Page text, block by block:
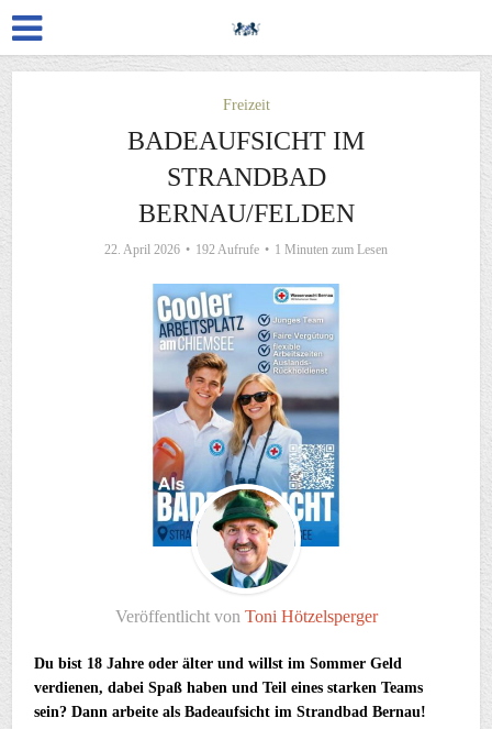
Freizeit
BADEAUFSICHT IM
STRANDBAD
BERNAU/FELDEN
22. April 2026 192 Aufrufe 1 Minuten zum Lesen
Veröffentlicht von Toni Hötzelsperger
Du bist 18 Jahre oder älter und willst im Sommer Geld
verdienen, dabei Spaß haben und Teil eines starken Teams
sein? Dann arbeite als Badeaufsicht im Strandbad Bernau!